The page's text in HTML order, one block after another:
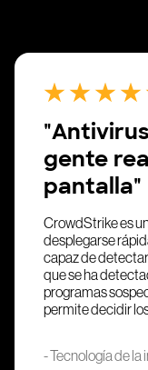
- Tecnología de
gente
pantalla"
CrowdStrike es
desplegarse
capaz de
que se ha
programas
permite decidir